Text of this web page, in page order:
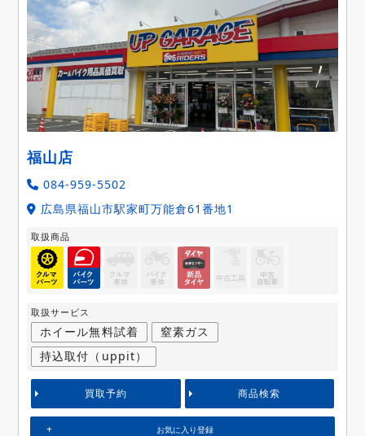
福山店
084-959-5502
広島県福山市駅家町万能倉61番地1
取扱商品
取扱サービス
ホイール無料試着
窒素ガス
持込取付（uppit）
買取予約 商品検索
お気に入り登録